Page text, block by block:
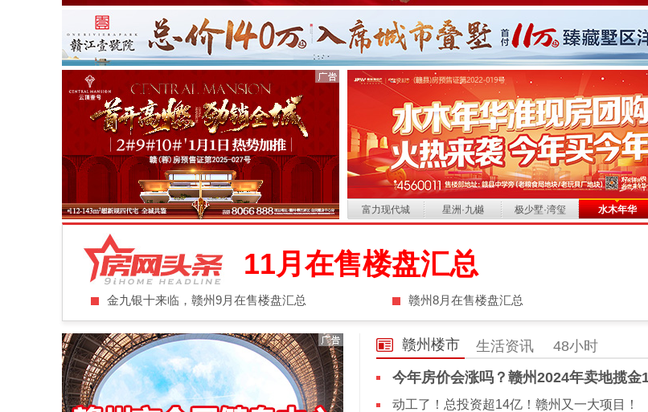
富力现代城 星洲·九樾 极少墅·湾玺 水木年华
11月在售楼盘汇总
金九银十来临，赣州9月在售楼盘汇总 赣州8月在售楼盘汇总
赣州楼市 生活资讯 48小时
今年房价会涨吗？赣州2024年卖地揽金
动工了！总投资超14亿！赣州又一大项目！